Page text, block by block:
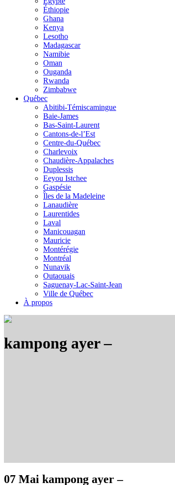
Éthiopie
Ghana
Kenya
Lesotho
Madagascar
Namibie
Oman
Ouganda
Rwanda
Zimbabwe
Québec
Abitibi-Témiscamingue
Baie-James
Bas-Saint-Laurent
Cantons-de-l’Est
Centre-du-Québec
Charlevoix
Chaudière-Appalaches
Duplessis
Eeyou Istchee
Gaspésie
Îles de la Madeleine
Lanaudière
Laurentides
Laval
Manicouagan
Mauricie
Montérégie
Montréal
Nunavik
Outaouais
Saguenay-Lac-Saint-Jean
Ville de Québec
À propos
kampong ayer –
07 Mai kampong ayer –